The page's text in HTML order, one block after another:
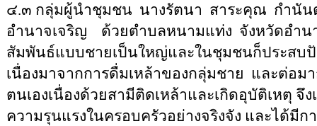
๔.๓ กลุ่มผู้นำชุมชน นางรัตนา สาระคุณ กำนัน
อำนาจเจริญ
ด้วยตำบลหนามแท่ง จังหวัดอำ
สัมพันธ์แบบชายเป็นใหญ่และในชุมชนก็ประสบ
เนื่องมาจากการดื่มเหล้าของกลุ่มชาย และต่อม
ตนเองเนื่องด้วยสามีติดเหล้าและเกิดอุบัติเหตุ
ความรุนแรงในครอบครัวอย่างจริงจัง และได้มี